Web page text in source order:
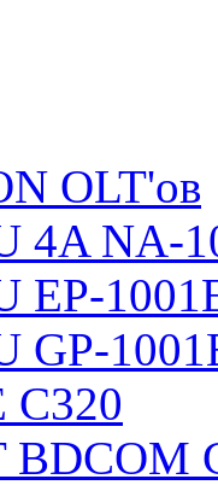
OLT'ов
4A NA-
EP-
GP-
C320
BDCOM